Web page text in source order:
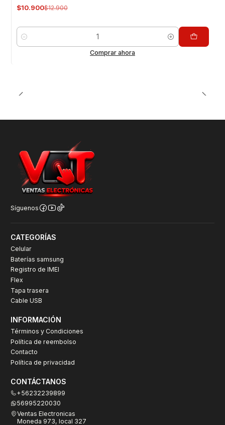
$10.900$12.900
Cantidad
Comprar ahora
Síguenos
CATEGORÍAS
Celular
Baterías samsung
Registro de IMEI
Flex
Tapa trasera
Cable USB
INFORMACIÓN
Términos y Condiciones
Política de reembolso
Contacto
Política de privacidad
CONTÁCTANOS
+56232239899
56995220030
Ventas Electronicas
Moneda 973, local 327